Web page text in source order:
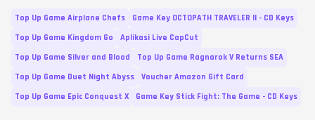
Top Up Game Airplane Chefs
Game Key OCTOPATH TRAVELER II - CD Keys
Top Up Game Kingdom Go
Aplikasi Live CapCut
Top Up Game Silver and Blood
Top Up Game Ragnarok V Returns SEA
Top Up Game Duet Night Abyss
Voucher Amazon Gift Card
Top Up Game Epic Conquest X
Game Key Stick Fight: The Game - CD Keys